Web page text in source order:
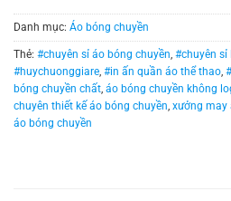
Danh mục: Áo bóng chuyền
Thẻ: #chuyên sỉ áo bóng chuyền, #chuyên sỉ
#huychuonggiare, #in ấn quần áo thể thao,
bóng chuyền chất, áo bóng chuyền không
chuyên thiết kế áo bóng chuyền, xưởng may
áo bóng chuyền